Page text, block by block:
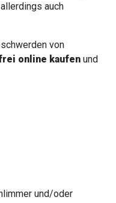
auch
von
online kaufen und
und/oder